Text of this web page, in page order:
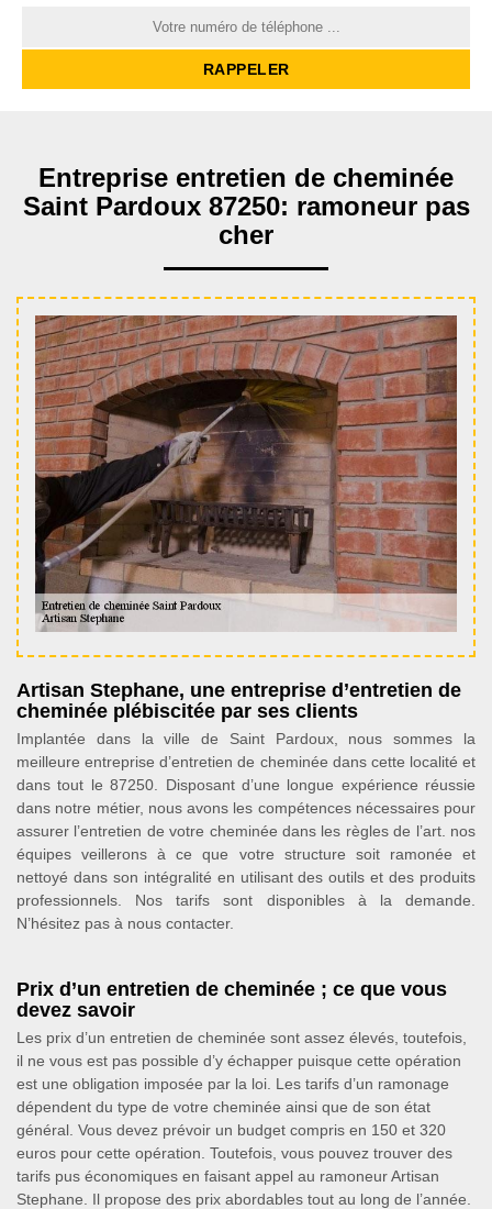
Entreprise entretien de cheminée
Saint Pardoux 87250: ramoneur pas
cher
Artisan Stephane, une entreprise d’entretien de
cheminée plébiscitée par ses clients
Implantée dans la ville de Saint Pardoux, nous sommes la
meilleure entreprise d’entretien de cheminée dans cette localité et
dans tout le 87250. Disposant d’une longue expérience réussie
dans notre métier, nous avons les compétences nécessaires pour
assurer l’entretien de votre cheminée dans les règles de l’art. nos
équipes veillerons à ce que votre structure soit ramonée et
nettoyé dans son intégralité en utilisant des outils et des produits
professionnels. Nos tarifs sont disponibles à la demande.
N’hésitez pas à nous contacter.
Prix d’un entretien de cheminée ; ce que vous
devez savoir
Les prix d’un entretien de cheminée sont assez élevés, toutefois,
il ne vous est pas possible d’y échapper puisque cette opération
est une obligation imposée par la loi. Les tarifs d’un ramonage
dépendent du type de votre cheminée ainsi que de son état
général. Vous devez prévoir un budget compris en 150 et 320
euros pour cette opération. Toutefois, vous pouvez trouver des
tarifs pus économiques en faisant appel au ramoneur Artisan
Stephane. Il propose des prix abordables tout au long de l’année.